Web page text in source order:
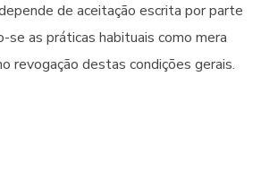
de aceitação escrita por parte
se as práticas habituais como mera
revogação destas condições gerais.